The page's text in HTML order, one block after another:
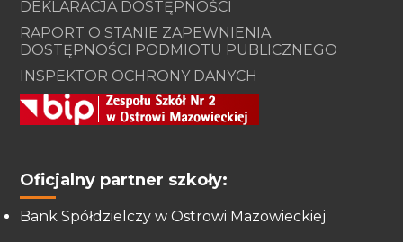
DEKLARACJA DOSTĘPNOŚCI
RAPORT O STANIE ZAPEWNIENIA
DOSTĘPNOŚCI PODMIOTU PUBLICZNEGO
INSPEKTOR OCHRONY DANYCH
Oficjalny partner szkoły:
Bank Spółdzielczy w Ostrowi Mazowieckiej